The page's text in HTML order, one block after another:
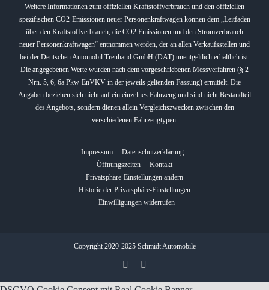
Weitere Informationen zum offiziellen Kraftstoffverbrauch und den offiziellen
spezifischen CO2-Emissionen neuer Personenkraftwagen können dem „Leitfaden
über den Kraftstoffverbrauch, die CO2 Emissionen und den Stromverbrauch
neuer Personenkraftwagen“ entnommen werden, der an allen Verkaufsstellen und
bei der Deutschen Automobil Treuhand GmbH (DAT) unentgeltlich erhältlich ist.
Die angegebenen Werte wurden nach dem vorgeschriebenen Messverfahren (§ 2
Nrn. 5, 6, 6a Pkw-EnVKV in der jeweils geltenden Fassung) ermittelt. Die
Angaben beziehen sich nicht auf ein einzelnes Fahrzeug und sind nicht Bestandteil
des Angebots, sondern dienen allein Vergleichszwecken zwischen den
verschiedenen Fahrzeugtypen.
Impressum
Datenschutzerklärung
Öffnungszeiten
Kontakt
Privatsphäre-Einstellungen ändern
Historie der Privatsphäre-Einstellungen
Einwilligungen widerrufen
Copyright 2020-2025 Schmidt Automobile